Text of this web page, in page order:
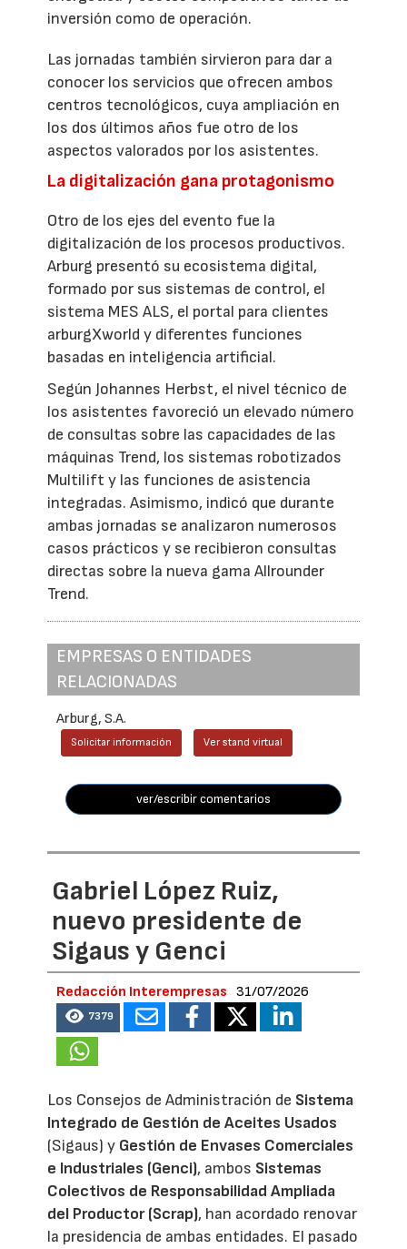
inversión como de operación.
Las jornadas también sirvieron para dar a
conocer los servicios que ofrecen ambos
centros tecnológicos, cuya ampliación en
los dos últimos años fue otro de los
aspectos valorados por los asistentes.
La digitalización gana protagonismo
Otro de los ejes del evento fue la
digitalización de los procesos productivos.
Arburg presentó su ecosistema digital,
formado por sus sistemas de control, el
sistema MES ALS, el portal para clientes
arburgXworld y diferentes funciones
basadas en inteligencia artificial.
Según Johannes Herbst, el nivel técnico de
los asistentes favoreció un elevado número
de consultas sobre las capacidades de las
máquinas Trend, los sistemas robotizados
Multilift y las funciones de asistencia
integradas. Asimismo, indicó que durante
ambas jornadas se analizaron numerosos
casos prácticos y se recibieron consultas
directas sobre la nueva gama Allrounder
Trend.
EMPRESAS O ENTIDADES
RELACIONADAS
Arburg, S.A.
Solicitar información Ver stand virtual
ver/escribir comentarios
Gabriel López Ruiz,
nuevo presidente de
Sigaus y Genci
Redacción Interempresas 31/07/2026
7379
Los Consejos de Administración de Sistema
Integrado de Gestión de Aceites Usados
(Sigaus) y Gestión de Envases Comerciales
e Industriales (Genci), ambos Sistemas
Colectivos de Responsabilidad Ampliada
del Productor (Scrap), han acordado renovar
la presidencia de ambas entidades. El pasado